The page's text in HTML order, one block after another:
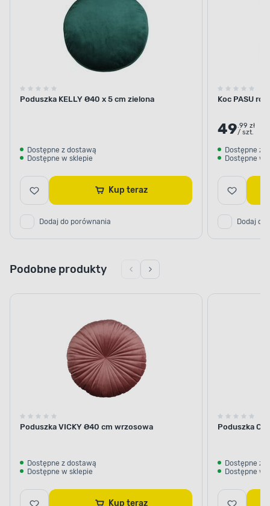
Poduszka KELLY Ø40 x 5 cm zielona
Dostępne z dostawą
Dostępne w sklepie
Kup teraz
Dodaj do porównania
Koc PASU
49.99 zł
/ szt.
Dostępne z
Dostępne w
Dodaj do
Podobne produkty
Poduszka VICKY Ø40 cm wrzosowa
Dostępne z dostawą
Dostępne w sklepie
Kup teraz
Poduszka
Dostępne z
Dostępne w